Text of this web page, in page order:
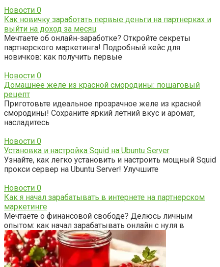
Новости 0
Как новичку заработать первые деньги на партнерках и
выйти на доход за месяц
Мечтаете об онлайн-заработке? Откройте секреты
партнерского маркетинга! Подробный кейс для
новичков: как получить первые
Новости 0
Домашнее желе из красной смородины: пошаговый
рецепт
Приготовьте идеальное прозрачное желе из красной
смородины! Сохраните яркий летний вкус и аромат,
насладитесь
Новости 0
Установка и настройка Squid на Ubuntu Server
Узнайте, как легко установить и настроить мощный Squid
прокси сервер на Ubuntu Server! Улучшите
Новости 0
Как я начал зарабатывать в интернете на партнерском
маркетинге
Мечтаете о финансовой свободе? Делюсь личным
опытом: как начал зарабатывать онлайн с нуля в